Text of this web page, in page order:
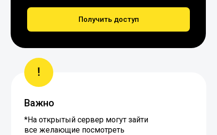
Получить доступ
!
*На открытый сервер могут зайти
все желающие посмотреть
Важно